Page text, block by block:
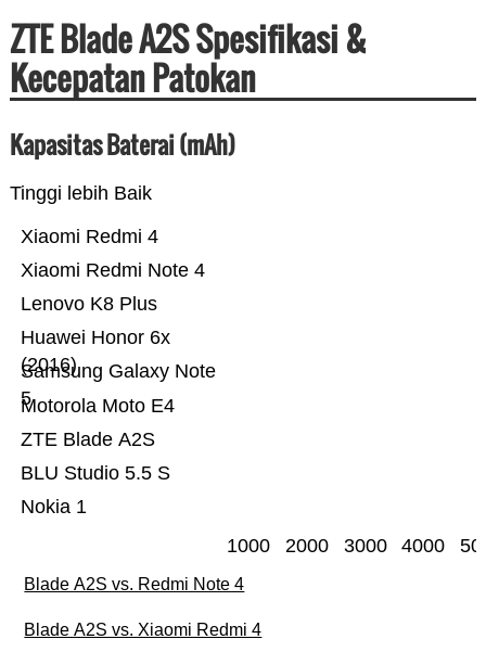
ZTE Blade A2S Spesifikasi &
Kecepatan Patokan
Kapasitas Baterai (mAh)
Tinggi lebih Baik
Nokia 1
BLU Studio 5.5 S
ZTE Blade A2S
Motorola Moto E4
Samsung Galaxy Note
5
Huawei Honor 6x
(2016)
Lenovo K8 Plus
Xiaomi Redmi Note 4
Xiaomi Redmi 4
1000 2000 3000 4000
Blade A2S vs. Redmi Note 4
Blade A2S vs. Xiaomi Redmi 4